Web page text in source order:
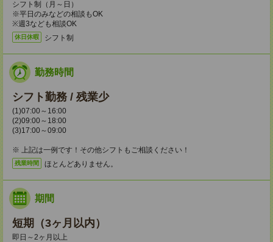
シフト制（月～日）
※平日のみなどの相談もOK
※週3なども相談OK
休日休暇 シフト制
勤務時間
シフト勤務 / 残業少
(1)07:00～16:00
(2)09:00～18:00
(3)17:00～09:00
※ 上記は一例です！その他シフトもご相談ください！
残業時間 ほとんどありません。
期間
短期（3ヶ月以内）
即日～2ヶ月以上